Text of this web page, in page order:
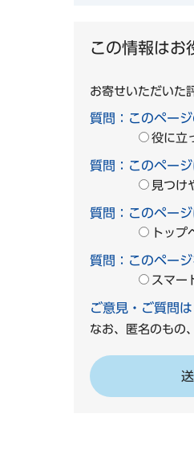
この情報はお
お寄せいただいた
質問：このペー
役に立
質問：このペー
見つけ
質問：このペー
トップ
質問：このペー
スマー
ご意見・ご質問は
なお、匿名のもの